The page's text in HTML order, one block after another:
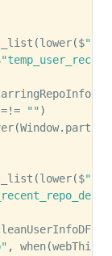
(lower($
=!= "")
(Window.
(lower($
, when(webThings